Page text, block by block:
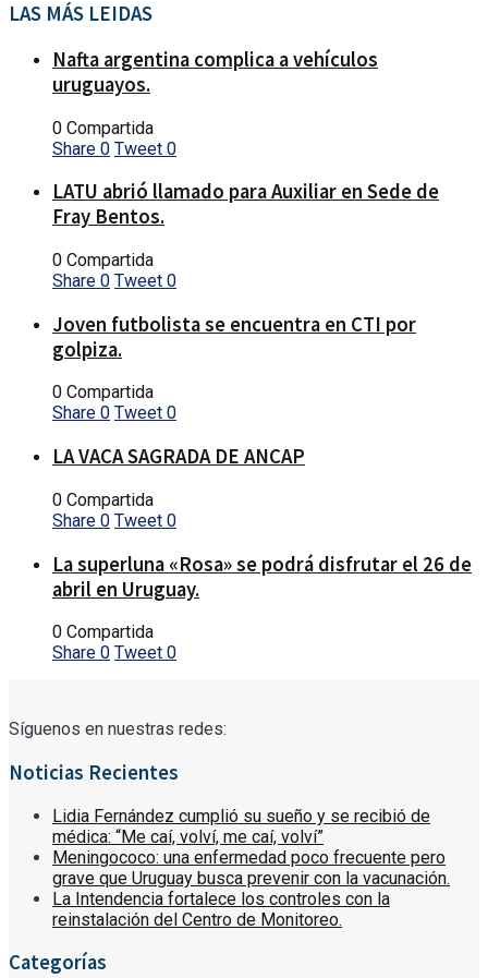
LAS MÁS LEIDAS
Nafta argentina complica a vehículos
uruguayos.
0 Compartida
Share 0 Tweet 0
LATU abrió llamado para Auxiliar en Sede de
Fray Bentos.
0 Compartida
Share 0 Tweet 0
Joven futbolista se encuentra en CTI por
golpiza.
0 Compartida
Share 0 Tweet 0
LA VACA SAGRADA DE ANCAP
0 Compartida
Share 0 Tweet 0
La superluna «Rosa» se podrá disfrutar el 26 de
abril en Uruguay.
0 Compartida
Share 0 Tweet 0
Síguenos en nuestras redes:
Noticias Recientes
Lidia Fernández cumplió su sueño y se recibió de
médica: “Me caí, volví, me caí, volví”
Meningococo: una enfermedad poco frecuente pero
grave que Uruguay busca prevenir con la vacunación.
La Intendencia fortalece los controles con la
reinstalación del Centro de Monitoreo.
Categorías